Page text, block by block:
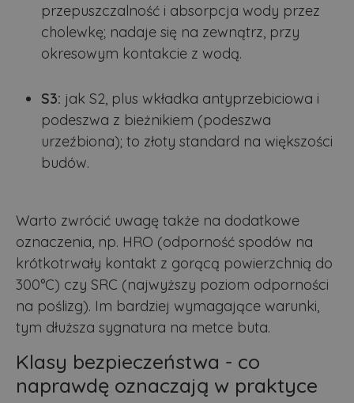
przepuszczalność i absorpcja wody przez
cholewkę; nadaje się na zewnątrz, przy
okresowym kontakcie z wodą.
S3: jak S2, plus wkładka antyprzebiciowa i
podeszwa z bieżnikiem (podeszwa
urzeźbiona); to złoty standard na większości
budów.
Warto zwrócić uwagę także na dodatkowe
oznaczenia, np. HRO (odporność spodów na
krótkotrwały kontakt z gorącą powierzchnią do
300°C) czy SRC (najwyższy poziom odporności
na poślizg). Im bardziej wymagające warunki,
tym dłuższa sygnatura na metce buta.
Klasy bezpieczeństwa - co
naprawdę oznaczają w praktyce